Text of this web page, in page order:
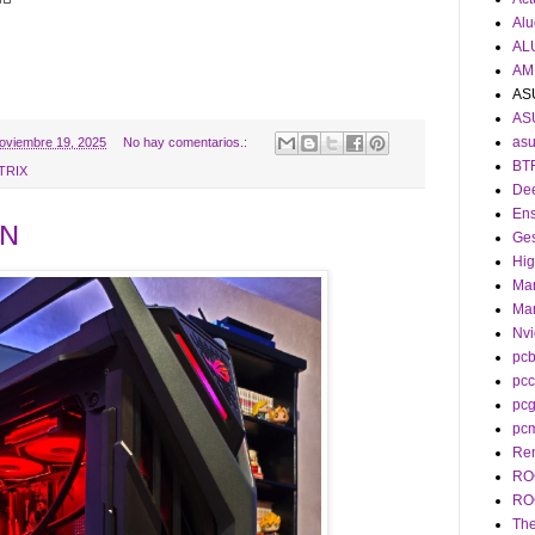
19, 2025 No hay comentarios.: